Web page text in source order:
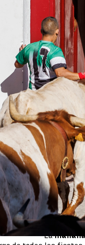
03 de septiembre de
03 de septiembre de 2022,
Reyes
en los
los
La ciudad
vivido este
encierros
García
encierro,
saldado
fuentes de
La